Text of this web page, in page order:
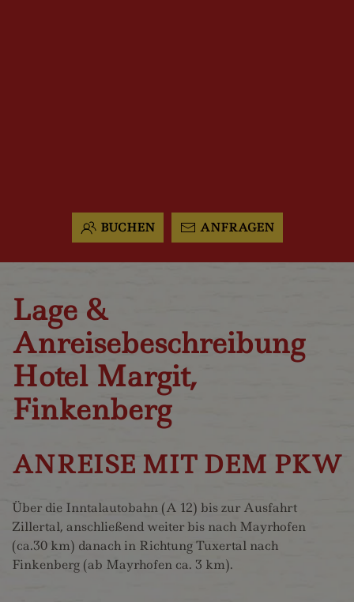
BUCHEN ANFRAGEN
Lage &
Anreisebeschreibung
Hotel Margit,
Finkenberg
ANREISE MIT DEM PKW
Über die Inntalautobahn (A 12) bis zur Ausfahrt
Zillertal, anschließend weiter bis nach Mayrhofen
(ca.30 km) danach in Richtung Tuxertal nach
Finkenberg (ab Mayrhofen ca. 3 km).